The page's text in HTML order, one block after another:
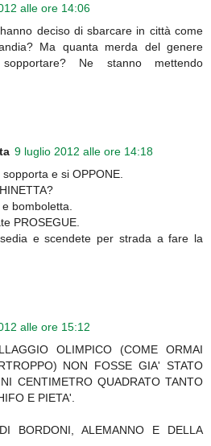
alle ore 14:06
deciso di sbarcare in città come
Ma quanta merda del genere
Ne stanno mettendo
9 luglio 2012 alle ore 14:18
e si OPPONE.
bomboletta.
PROSEGUE.
e scendete per strada a fare la
alle ore 15:12
OLIMPICO (COME ORMAI
NON FOSSE GIA' STATO
CENTIMETRO QUADRATO TANTO
E PIETA'.
BORDONI, ALEMANNO E DELLA